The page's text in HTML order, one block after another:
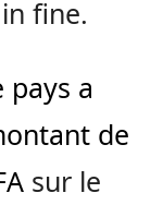
fine.
pays a
de
sur le